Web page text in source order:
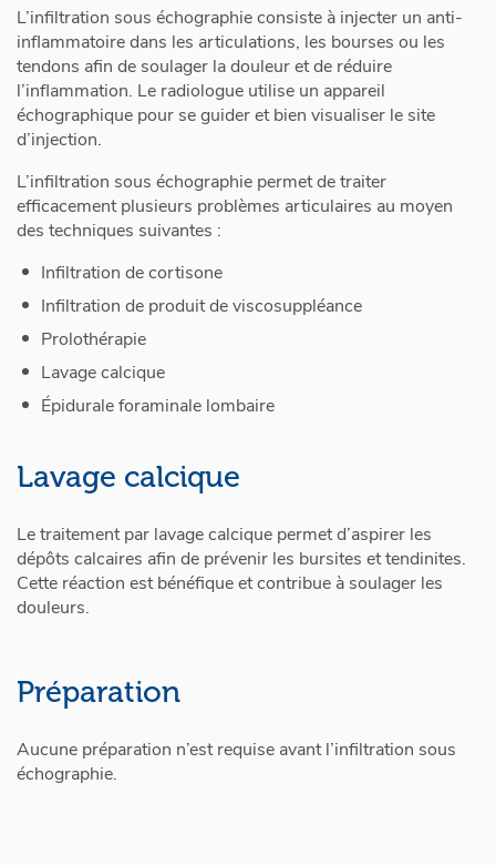
L’infiltration sous échographie consiste à injecter un anti-
inflammatoire dans les articulations, les bourses ou les
tendons afin de soulager la douleur et de réduire
l’inflammation. Le radiologue utilise un appareil
échographique pour se guider et bien visualiser le site
d’injection.
L’infiltration sous échographie permet de traiter
efficacement plusieurs problèmes articulaires au moyen
des techniques suivantes :
Infiltration de cortisone
Infiltration de produit de viscosuppléance
Prolothérapie
Lavage calcique
Épidurale foraminale lombaire
Lavage calcique
Le traitement par lavage calcique permet d’aspirer les
dépôts calcaires afin de prévenir les bursites et tendinites.
Cette réaction est bénéfique et contribue à soulager les
douleurs.
Préparation
Aucune préparation n’est requise avant l’infiltration sous
échographie.